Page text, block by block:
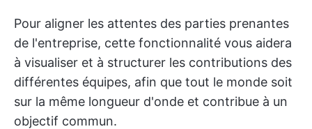
Pour aligner les attentes des parties prenantes
de l'entreprise, cette fonctionnalité vous aidera
à visualiser et à structurer les contributions des
différentes équipes, afin que tout le monde soit
sur la même longueur d'onde et contribue à un
objectif commun.